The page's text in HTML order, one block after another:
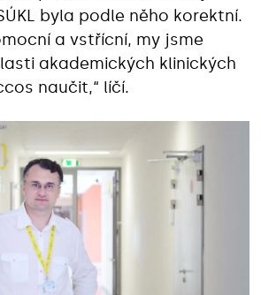
byla podle něho korektní.
a vstřícní, my jsme
akademických klinických
naučit,“ líčí.